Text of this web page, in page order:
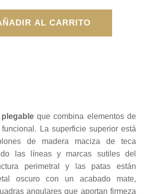
AL CARRITO
plegableque combina elementos de
La superficie superior está
de madera maciza de teca
las líneas y marcas sutiles del
perimetral y las patas están
oscuro con un acabado mate,
angulares que aportan firmeza